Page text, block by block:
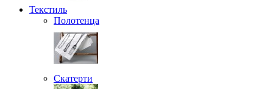
Текстиль
Полотенца
Скатерти